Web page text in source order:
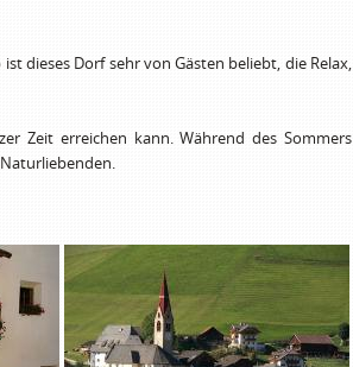
dieses Dorf sehr von Gästen beliebt, die Relax,
Zeit erreichen kann. Während des Sommers